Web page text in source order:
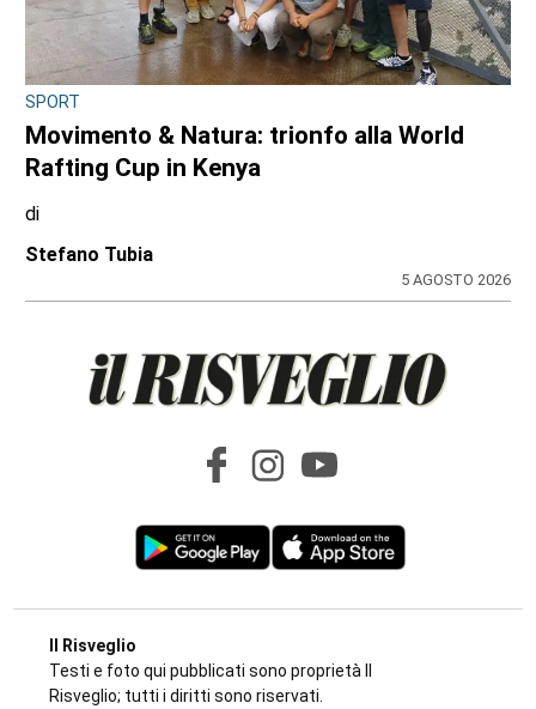
SPORT
Movimento & Natura: trionfo alla World
Rafting Cup in Kenya
di
Stefano Tubia
5 AGOSTO 2026
Il Risveglio
Testi e foto qui pubblicati sono proprietà Il
Risveglio; tutti i diritti sono riservati.